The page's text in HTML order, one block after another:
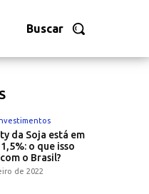
Buscar
da Soja está em
o que isso
o Brasil?
de 2022